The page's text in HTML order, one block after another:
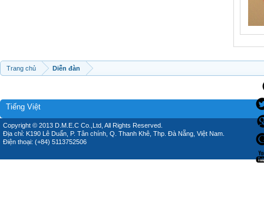
Trang chủ Diễn đàn
Tiếng Việt
Copyright © 2013 D.M.E.C Co.,Ltd, All Rights Reserved.
Địa chỉ: K190 Lê Duẩn, P. Tân chính, Q. Thanh Khê, Thp. Đà Nẵng, Việt Nam.
Điện thoại: (+84) 5113752506